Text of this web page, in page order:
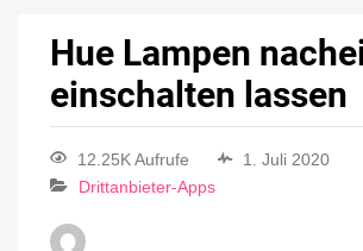
Hue Lampen
einschalten lassen
12.25K Aufrufe
1. Juli 2020
Drittanbieter-Apps